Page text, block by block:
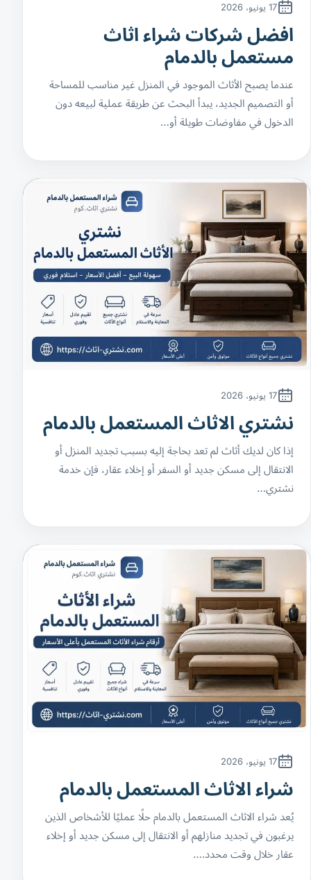
17 يونيو، 2026
افضل شركات شراء اثاث
مستعمل بالدمام
عندما يصبح الأثاث الموجود في المنزل غير مناسب للمساحة
أو التصميم الجديد، يبدأ البحث عن طريقة عملية لبيعه دون
الدخول في مفاوضات طويلة أو…
17 يونيو، 2026
نشتري الاثاث المستعمل بالدمام
إذا كان لديك أثاث لم تعد بحاجة إليه بسبب تجديد المنزل أو
الانتقال إلى مسكن جديد أو السفر أو إخلاء عقار، فإن خدمة
نشتري…
17 يونيو، 2026
شراء الاثاث المستعمل بالدمام
يُعد شراء الاثاث المستعمل بالدمام حلًا عمليًا للأشخاص الذين
يرغبون في تجديد منازلهم أو الانتقال إلى مسكن جديد أو إخلاء
عقار خلال وقت محدد.…